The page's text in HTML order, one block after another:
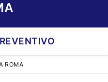
ROMA